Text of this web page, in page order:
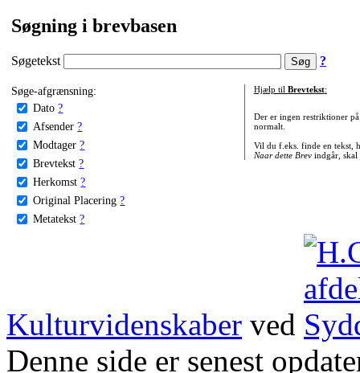
Søgning i brevbasen
Søgetekst ?
Søge-afgrænsning:
Dato ?
Afsender ?
Modtager ?
Brevtekst ?
Herkomst ?
Original Placering ?
Metatekst ?
Hjælp til Brevtekst:
Der er ingen restriktioner
normalt.
Vil du f.eks. finde en tekst,
Naar dette Brevindgår, skal
Kulturvidenskaber ved
Denne side er senest